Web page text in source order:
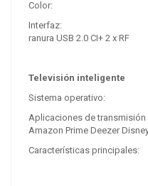
Color:
Interfaz:
ranura USB 2.0 CI+ 2 x RF
Televisión inteligente
Sistema operativo:
Aplicaciones de transmisión
Amazon Prime Deezer
Características principales: